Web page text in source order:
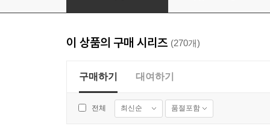
이 상품의 구매 시리즈 (270개)
구매하기 대여하기
전체 최신순 품절포함